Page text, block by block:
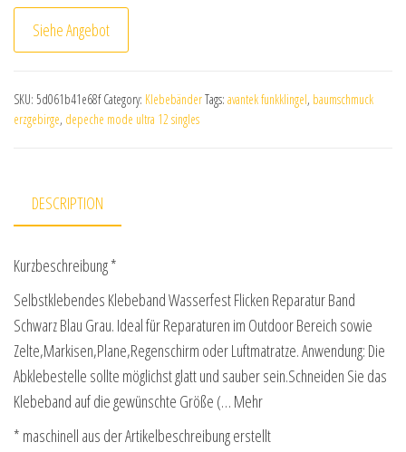
Siehe Angebot
SKU: 5d061b41e68f Category: KlebebänderTags: avantek funkklingel, baumschmuck
erzgebirge, depeche mode ultra 12 singles
DESCRIPTION
Kurzbeschreibung *
Selbstklebendes Klebeband Wasserfest Flicken Reparatur Band
Schwarz Blau Grau. Ideal für Reparaturen im Outdoor Bereich sowie
Zelte,Markisen,Plane,Regenschirm oder Luftmatratze. Anwendung: Die
Abklebestelle sollte möglichst glatt und sauber sein.Schneiden Sie das
Klebeband auf die gewünschte Größe (… Mehr
* maschinell aus der Artikelbeschreibung erstellt